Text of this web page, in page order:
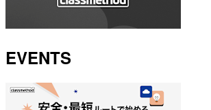
EVENTS